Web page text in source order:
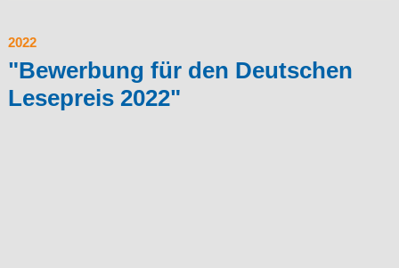
2022
"Bewerbung für den Deutschen
Lesepreis 2022"